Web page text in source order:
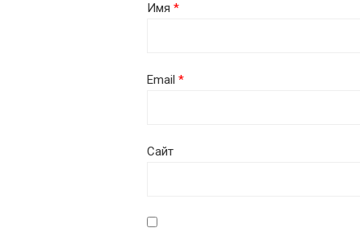
Имя *
Email *
Сайт